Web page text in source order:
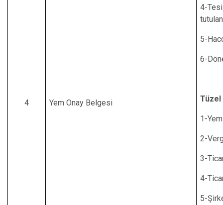
4 Yem Onay Belgesi
4-
5-
6-
Tüzel
1-
2-
3-
4-
5-